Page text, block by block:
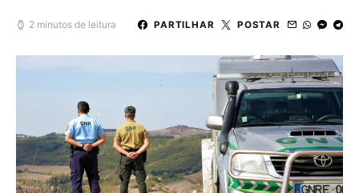
2 minutos de leitura PARTILHAR POSTAR